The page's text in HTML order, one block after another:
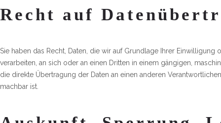
Recht auf
Sie haben das Recht, Daten, die wir auf Grundlage Ihrer Einwilligung
verarbeiten, an sich oder an einen Dritten in einem gängigen,
die direkte Übertragung der Daten an einen anderen
machbar ist.